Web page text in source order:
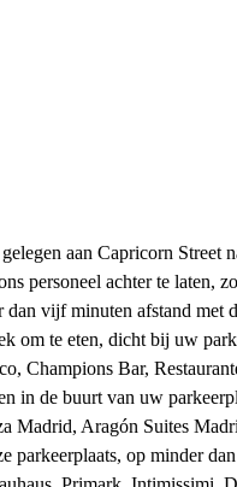
aan Capricorn
personeel achter te
vijf minuten afstand
te eten, dicht bij uw
Champions Bar,
in de buurt van uw
Aragón Suites
op minder